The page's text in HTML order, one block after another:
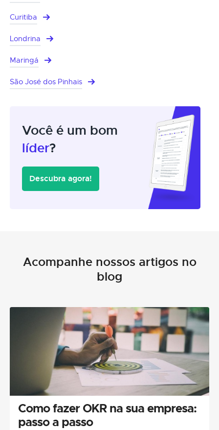
Curitiba
Londrina
Maringá
São José dos Pinhais
Você é um bom
líder?
Descubra agora!
Acompanhe nossos artigos no
blog
Como fazer OKR na sua empresa:
passo a passo